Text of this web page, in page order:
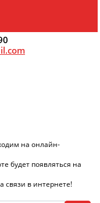
на онлайн-
будет появляться на
связи в интернете!